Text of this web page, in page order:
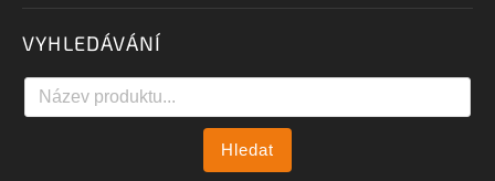
VYHLEDÁVÁNÍ
Hledat